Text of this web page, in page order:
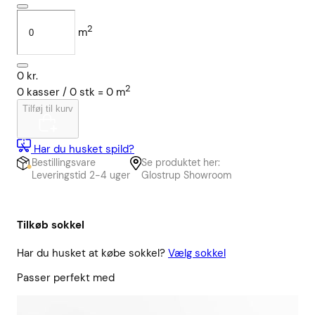
m2
0 kr.
0 kasser / 0 stk = 0 m2
Tilføj til kurv
Har du husket spild?
Bestillingsvare
Leveringstid 2-4 uger
Se produktet her:
Glostrup Showroom
Tilkøb sokkel
Har du husket at købe sokkel? Vælg sokkel
Passer perfekt med